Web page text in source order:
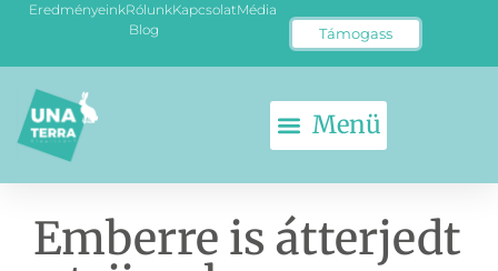
EredményeinkRólunkKapcsolatMédia
Blog
Támogass
Emberre is átterjedt